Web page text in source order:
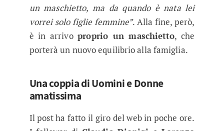
un maschietto, ma da quando è nata lei
vorrei solo figlie femmine”. Alla fine, però,
è in arrivoproprio un maschietto, che
porterà un nuovo equilibrio alla famiglia.
Una coppia di Uomini e Donne
amatissima
Il post ha fatto il giro del web in poche ore.